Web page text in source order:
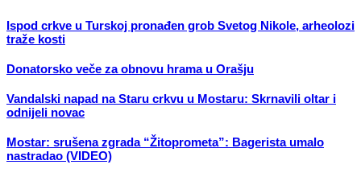
Ispod crkve u Turskoj pronađen grob Svetog Nikole, arheolozi
traže kosti
Donatorsko veče za obnovu hrama u Orašju
Vandalski napad na Staru crkvu u Mostaru: Skrnavili oltar i
odnijeli novac
Mostar: srušena zgrada “Žitoprometa”: Bagerista umalo
nastradao (VIDEO)